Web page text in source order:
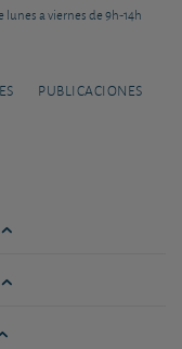
lunes a viernes de 9h-14h
PUBLICACIONES